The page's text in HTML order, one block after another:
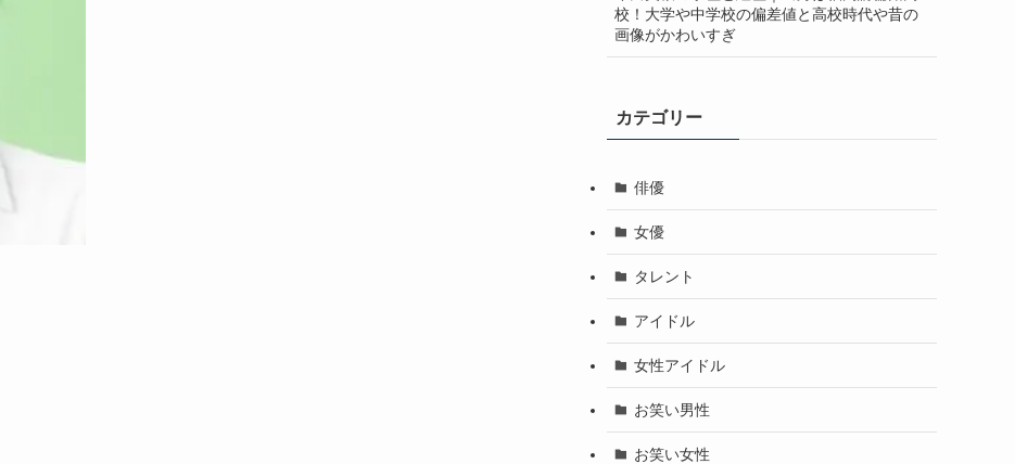
校！大学や中学校の偏差値と高校時代や昔の
画像がかわいすぎ
カテゴリー
俳優
女優
タレント
アイドル
女性アイドル
お笑い男性
お笑い女性